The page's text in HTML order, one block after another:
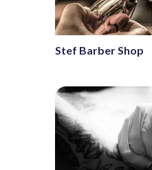
Stef Barber Shop